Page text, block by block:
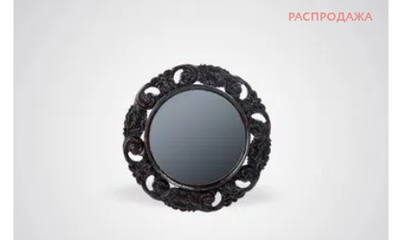
РАСПРОДАЖА